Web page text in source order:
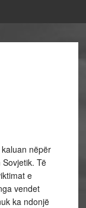
nëpër
Të
e
vendet
ka ndonjë